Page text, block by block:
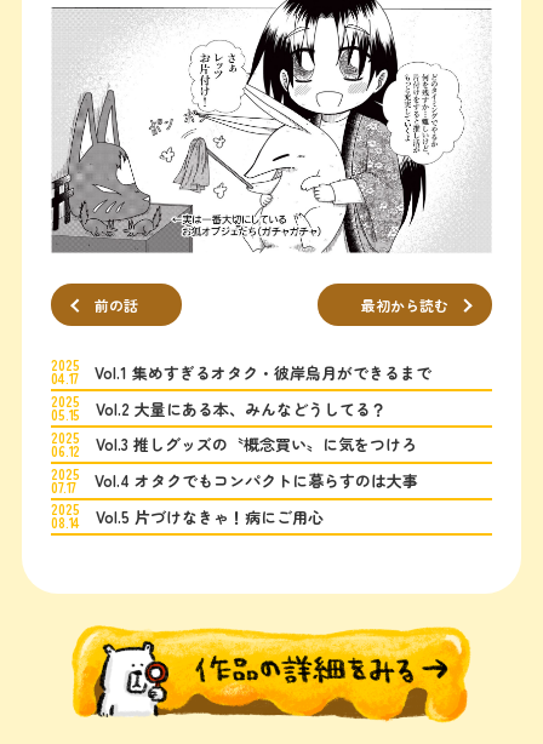
前の話 最初から読む
2025
04.17 Vol.1 集めすぎるオタク・彼岸烏月ができるまで
2025
05.15 Vol.2 大量にある本、みんなどうしてる？
2025
06.12 Vol.3 推しグッズの〝概念買い〟に気をつけろ
2025
07.17 Vol.4 オタクでもコンパクトに暮らすのは大事
2025
08.14 Vol.5 片づけなきゃ！病にご用心